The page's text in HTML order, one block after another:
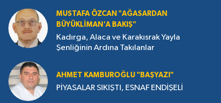
MUSTAFA ÖZCAN "AĞASARDAN
BÜYÜKLİMAN'A BAKIŞ"
Kadırga, Alaca ve Karakısrak Yayla
Şenliğinin Ardına Takılanlar
AHMET KAMBUROĞLU "BAŞYAZI"
PİYASALAR SIKIŞTI, ESNAF ENDİŞELİ